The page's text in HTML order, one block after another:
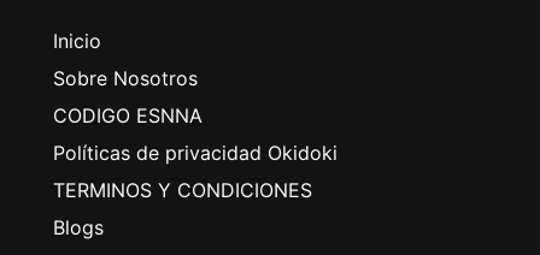
Inicio
Sobre Nosotros
CODIGO ESNNA
Políticas de privacidad Okidoki
TERMINOS Y CONDICIONES
Blogs